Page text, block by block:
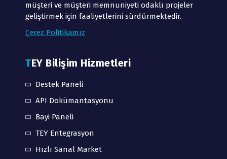
müşteri ve müşteri memnuniyeti odaklı projeler
geliştirmek için faaliyetlerini sürdürmektedir.
Çerez Politikamız
TEY Bilişim Hizmetleri
Destek Paneli
API Dokümantasyonu
Bayi Paneli
TEY Entegrasyon
Hızlı Sanal Market